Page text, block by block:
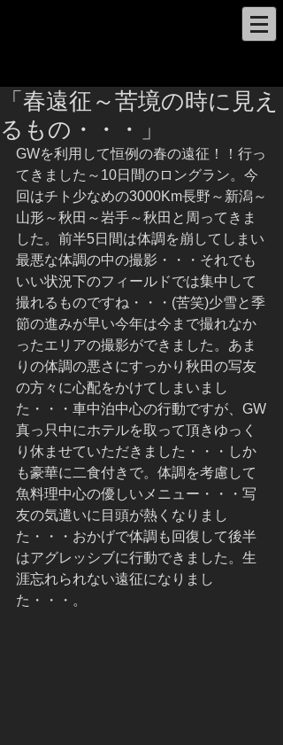
「春遠征～苦境の時に見え
るもの・・・」
GWを利用して恒例の春の遠征！！行っ
てきました～10日間のロングラン。今
回はチト少なめの3000Km長野～新潟～
山形～秋田～岩手～秋田と周ってきま
した。前半5日間は体調を崩してしまい
最悪な体調の中の撮影・・・それでも
いい状況下のフィールドでは集中して
撮れるものですね・・・(苦笑)少雪と季
節の進みが早い今年は今まで撮れなか
ったエリアの撮影ができました。あま
りの体調の悪さにすっかり秋田の写友
の方々に心配をかけてしまいまし
た・・・車中泊中心の行動ですが、GW
真っ只中にホテルを取って頂きゆっく
り休ませていただきました・・・しか
も豪華に二食付きで。体調を考慮して
魚料理中心の優しいメニュー・・・写
友の気遣いに目頭が熱くなりまし
た・・・おかげで体調も回復して後半
はアグレッシブに行動できました。生
涯忘れられない遠征になりまし
た・・・。